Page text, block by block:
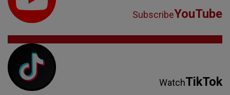
SubscribeYouTube
WatchTikTok